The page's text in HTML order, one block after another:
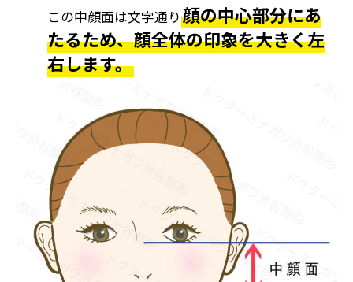
この中顔面は文字通り 顔の中心部分にあ
たるため、顔全体の印象を大きく左
右します。